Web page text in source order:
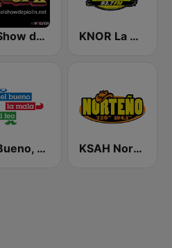
El Show de Piolín KNOR La Raza 93.7 (US Only)
El Bueno, La Mala y El Feo KSAH Norteño 720 y 104.1